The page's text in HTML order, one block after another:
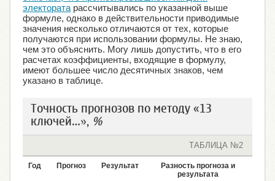
электората рассчитывались по указанной выше
формуле, однако в действительности приводимые
значения несколько отличаются от тех, которые
получаются при использовании формулы. Не знаю,
чем это объяснить. Могу лишь допустить, что в его
расчетах коэффициенты, входящие в формулу,
имеют бoльшее число десятичных знаков, чем
указано в таблице.
Точность прогнозов по методу «13
ключей…», %
ТАБЛИЦА №2
Год Прогноз Результат
Разность прогноза и
результата